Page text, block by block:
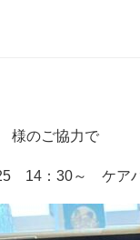
様のご協力で
14：30～ ケア